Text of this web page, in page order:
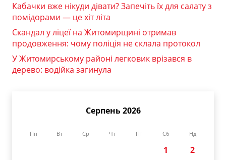
Кабачки вже нікуди дівати? Запечіть їх для салату з
помідорами — це хіт літа
Скандал у ліцеї на Житомирщині отримав
продовження: чому поліція не склала протокол
У Житомирському районі легковик врізався в
дерево: водійка загинула
Серпень 2026
Пн Вт Ср Чт Пт Сб Нд
1
2